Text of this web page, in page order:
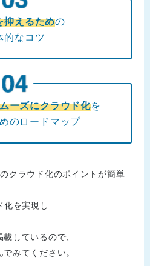
抑えるための
的なコツ
ーズにクラウド化を
のロードマップ
クラウド化のポイントが簡単
化を実現し
しているので、
みてください。